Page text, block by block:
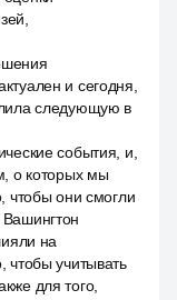
и сегодня,
следующую в
события, и,
о которых мы
чтобы они смогли
Вашингтон
на
чтобы учитывать
для того,